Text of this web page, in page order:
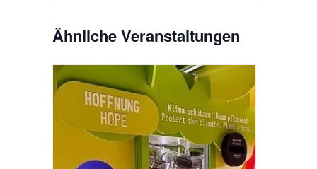
Ähnliche Veranstaltungen